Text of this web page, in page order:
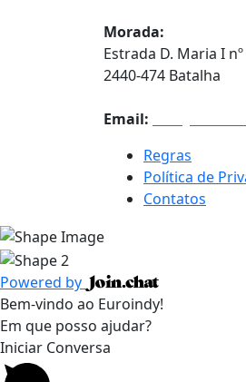
Morada:
Estrada D. Maria I
2440-474 Batalha
Email:
Regras
Política de
Contatos
Powered by
Bem-vindo ao Euroindy!
Em que posso ajudar?
Iniciar Conversa